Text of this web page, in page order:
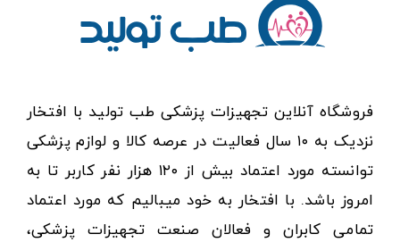
فروشگاه آنلاین تجهیزات پزشکی طب تولید با افتخار
نزدیک به ۱۰ سال فعالیت در عرصه کالا و لوازم پزشکی
توانسته مورد اعتماد بیش از ۱۲۰ هزار نفر کاربر تا به
امروز باشد. با افتخار به خود میبالیم که مورد اعتماد
تمامی کابران و فعالان صنعت تجهیزات پزشکی،